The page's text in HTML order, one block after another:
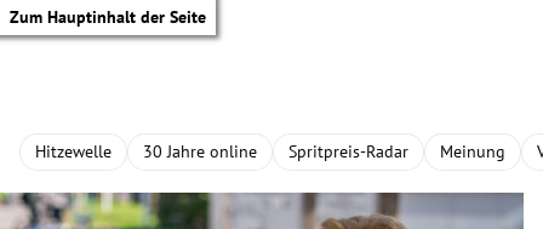
Zum Hauptinhalt der Seite
Hitzewelle 30 Jahre online Spritpreis-Radar Meinung